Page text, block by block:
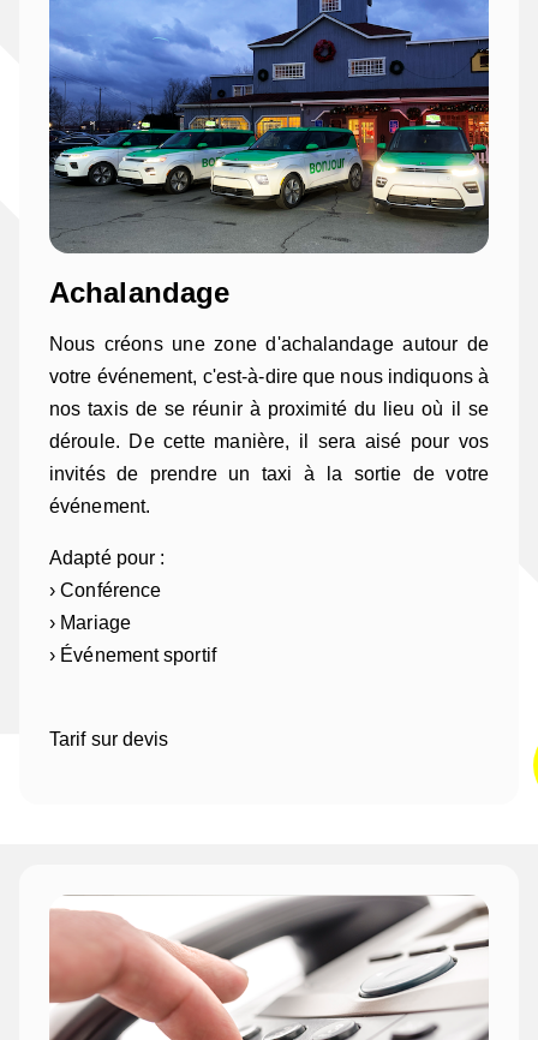
Achalandage
Nous créons une zone d'achalandage autour de
votre événement, c'est-à-dire que nous indiquons à
nos taxis de se réunir à proximité du lieu où il se
déroule. De cette manière, il sera aisé pour vos
invités de prendre un taxi à la sortie de votre
événement.
Adapté pour :
› Conférence
› Mariage
› Événement sportif
Tarif sur devis